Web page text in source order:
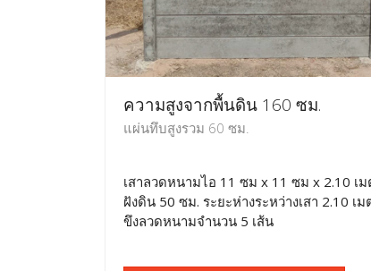
ความสูงจากพื้นดิน 160 ซม.
แผ่นทึบสูงรวม 60 ซม.
เสาลวดหนามไอ 11 ซม x 11 ซม x 2.10 เ
ฝังดิน 50 ซม. ระยะห่างระหว่างเสา 2.10 เม
ขึงลวดหนามจำนวน 5 เส้น